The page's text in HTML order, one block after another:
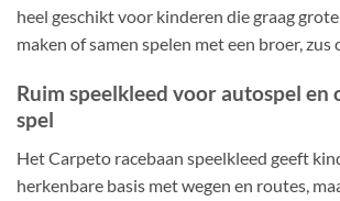
heel geschikt voor kinderen die graag
maken of samen spelen met een broer, zus
Ruim speelkleed voor autospel en
spel
Het Carpeto racebaan speelkleed geeft
herkenbare basis met wegen en routes,